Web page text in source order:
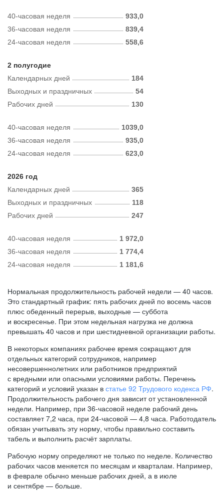
40-часовая неделя
933,0
36-часовая неделя
839,4
24-часовая неделя
558,6
2 полугодие
Календарных дней
184
Рабочих дней 130
Выходных и праздничных 54
40-часовая неделя
1039,0
36-часовая неделя
935,0
24-часовая неделя
623,0
2026 год
Календарных дней
365
Рабочих дней 247
Выходных и праздничных 118
40-часовая неделя
1 972,0
36-часовая неделя
1 774,4
24-часовая неделя
1 181,6
Нормальная продолжительность рабочей недели — 40 часов.
Это стандартный график: пять рабочих дней по восемь часов
плюс обеденный перерыв, выходные — суббота
и воскресенье. При этом недельная нагрузка не должна
превышать 40 часов и при шестидневной организации работы.
В некоторых компаниях рабочее время сокращают для
отдельных категорий сотрудников, например
несовершеннолетних или работников предприятий
с вредными или опасными условиями работы. Перечень
категорий и условий указан в статье 92 Трудового кодекса РФ.
Продолжительность рабочего дня зависит от установленной
недели. Например, при 36-часовой неделе рабочий день
составляет 7,2 часа, при 24-часовой — 4,8 часа. Работодатель
обязан учитывать эту норму, чтобы правильно составить
табель и выполнить расчёт зарплаты.
Рабочую норму определяют не только по неделе. Количество
рабочих часов меняется по месяцам и кварталам. Например,
в феврале обычно меньше рабочих дней, а в июле
и сентябре — больше.